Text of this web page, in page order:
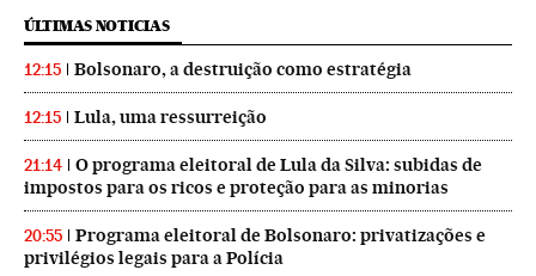
ÚLTIMAS NOTICIAS
12:15 Bolsonaro, a destruição como estratégia
12:15 Lula, uma ressurreição
21:14
O programa eleitoral de Lula da Silva: subidas de
impostos para os ricos e proteção para as minorias
20:55
Programa eleitoral de Bolsonaro: privatizações e
privilégios legais para a Polícia